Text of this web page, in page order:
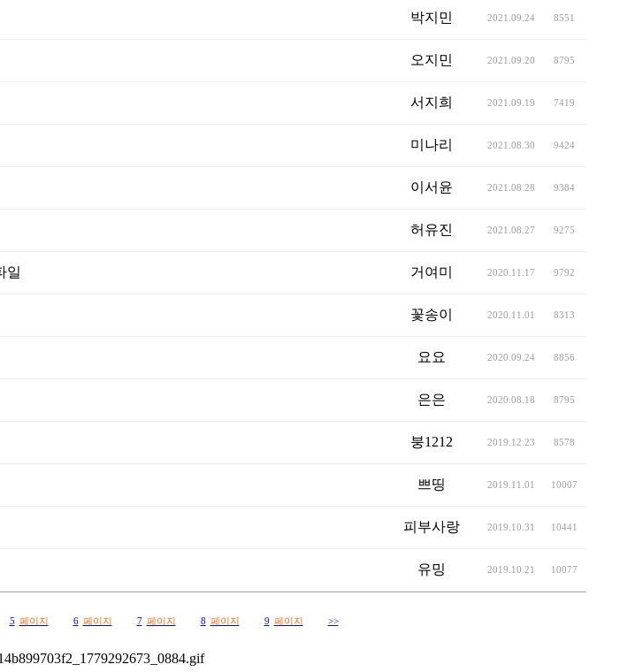
박지민 2021.09.24 8551
오지민 2021.09.20 8795
서지희 2021.09.19 7419
미나리 2021.08.30 9424
이서윤 2021.08.28 9384
허유진 2021.08.27 9275
거여미 2020.11.17 9792
꽃송이 2020.11.01 8313
요요 2020.09.24 8856
은은 2020.08.18 8795
붕1212 2019.12.23 8578
쁘띵 2019.11.01 10007
피부사랑 2019.10.31 10441
유밍 2019.10.21 10077
5 페이지 6 페이지 7 페이지 8 페이지 9 페이지 >>